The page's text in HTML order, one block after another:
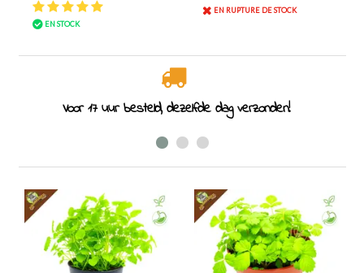
EN STOCK
EN RUPTURE DE STOCK
Spécialiste des rongeurs depuis 2011